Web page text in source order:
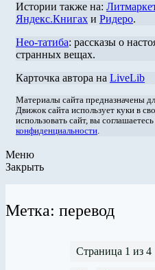
Истории также на:
Яндекс.Книгах и Ридеро.
Нео-татиба: рассказы о
странных вещах.
Карточка автора на LiveLib
Материалы сайта предназначены
Движок сайта использует куки в
использовать сайт, вы
конфиденциальности.
Меню
Закрыть
Метка: перевод
Страница 1 из 4